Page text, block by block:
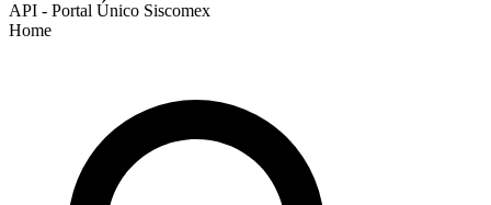
API - Portal Único Siscomex
Home